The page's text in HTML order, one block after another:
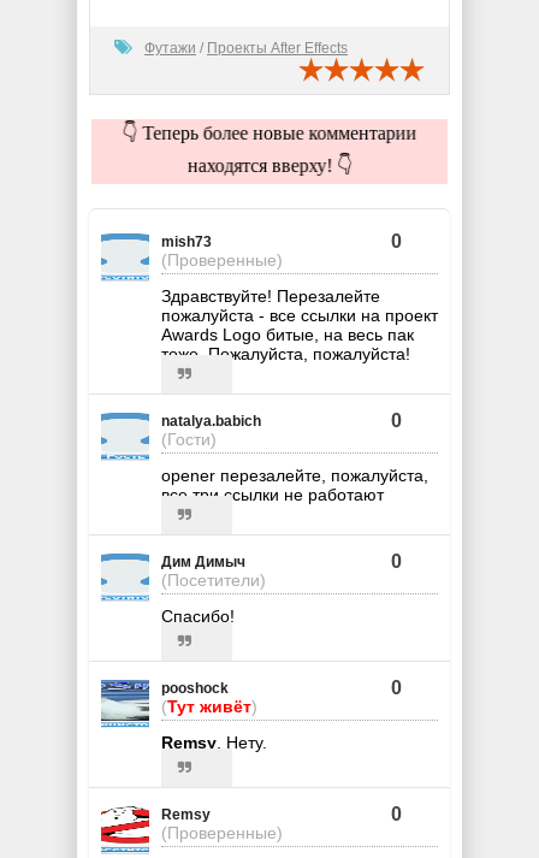
Футажи / Проекты After Effects
👇 Теперь более новые комментарии
находятся вверху! 👇
mish73
(Проверенные)
0
Здравствуйте! Перезалейте
пожалуйста - все ссылки на проект
Awards Logo битые, на весь пак
тоже. Пожалуйста, пожалуйста!
natalya.babich
(Гости)
0
opener перезалейте, пожалуйста,
все три ссылки не работают
Дим Димыч
(Посетители)
0
Спасибо!
pooshock
(Тут живёт)
0
Remsy , Нету.
Remsy
(Проверенные)
0